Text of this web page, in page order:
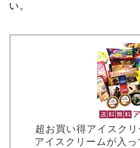
い。
超お買い得アイスク
アイスクリームが入